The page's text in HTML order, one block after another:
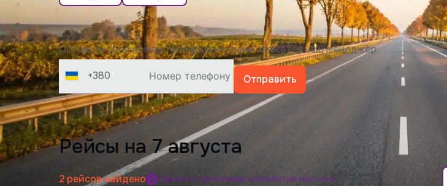
Оставьте свой номер телефона и с вами свяжется наш менеджер.
+380 Отправить
Рейсы на 7 августа
2 рейсов найдено Время отправления и прибытия местное